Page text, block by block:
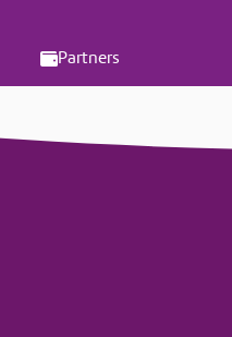
Partners